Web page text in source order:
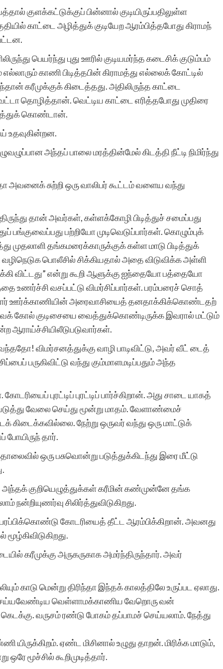
குளக்கட்டுக்குப் பின்னால் குடியிருப்பதிலுள்ள
காட்டை அழித்துக் குடியேற ஆரம்பித்தபோது கிராமந்
பெயர்ந்து புது ஊரில் குடியமர்ந்த கடைசிக் குடும்பம்
காணி பிடித்தபின் கிராமத்து எல்லைக் கோட்டில்
கரீமுக்குக் கிடைத்தது. அதிலிருந்த காட்டை
தொழித்தான். வெட்டிய காட்டை எரித்தபோது முதிரை
கொண்டான்.
உதவுகின்றன.
அந்தப் பாலை மரத்தின்மேல் கிடத்தி நீட்டி நிமிர்ந்து
அவனைக் சுற்றி ஒரு வாலிபர் கூட்டம் வளைய வந்து
தான் அவர்கள், கள்ளக்கோழி பிடித்துச் சமைப்பது
பற்றியோ முடிவெடுப்பார்கள். கொழும்புக்
முதலாளி தங்கமரைக்காருக்குக் கள்ள மாடு பிடித்துக்
வழிநெடுக பொலீசில் சிக்கியதால் அதை விடுவிக்க அள்ளி
விட்டது” என்று கூறி ஆளுக்கு ஐந்தையோ பத்தையோ
உணர்ச்சி வசப்பட்டு விமர்சிப்பார்கள். பரம்பரைச் சொத்
ஊர்க்காணியின் அரைவாசியைத் தனதாக்கிக்கொண்டதற்
கோல் குடிசையை வைத்துக்கொண்டிருக்க இவரால் மட்டும்
ஆராய்ச்சியிலீடுபடுவார்கள்.
விமர்சனத்துக்கு வாழி பாடிவிட்டு, அவர் வீட் டைத்
பருகிவிட்டு வந்து கும்மாளமடிப்பதும் அந்த
புரட்டிப் புரட்டிப் பார்ச்கிறான். அது சாடை யாகத்
வேலை செய்து மூன்று மாதம். வேளாண்மைச்
கிடைக்கவில்லை. நேற்று ஒருவர் வந்து ஒரு மாட்டுக்
போயிருந் தார்.
ஒரு பசுவொன்று படுத்துக்கிடந்து இரை மீட்டு
அந்தக் குறியெழுத்துக்கள் கரீமின் கண்முன்னே தங்க
நன்றியுணர்வு சிலிர்த்துவிடுகிறது.
கோடரியைத் தீட்ட ஆரம்பிக்கிறான். அவனது
கரீமுக்கு அருகருகாக அமர்ந்திருந்தார். அவர்
காடு மென்று திரிந்தா இந்தக் காலத்திலே உருப்பட ஏலாது.
வெள்ளாமக்காணிய வேறொரு வன்
வருசம் ரண்டு போகம் தப்பாமச் செய்யலாம். நேத்து
ஏண்ட மிசினால் உழுது தாறன். மிரிக்க மாடும்,
மூச்சில் கூறிமுடித்தார்.
எண்ணங்கள் தவிர
மனிதர்களுக்கு வாழ்க்கை
அனுபவங்கள் மூலம் நிறைய
நினைவுகளையும்
உண்டாக்குகிறது.
வடிவில் கொண்டு வர என்
போன்ற சிலர்
ஆசைப்படுவார்கள்.ஆனால்
தனியே நாட்குறிப்பு போல்
எழுதுவதை விட சில
கற்பனைகள் சேர்ந்த கதை
வடிவில் எழுத விழையும்
எனைப் போன்றவர்களுக்கு
இணையதள மேடை
அமைத்து தந்திருக்கும்
அதற்கு துணை இருப்போர்
மனமார்ந்த நன்றிகள் பல.
அவர்கள் இப்பணியில்
வெற்றிகளையும் அடைய
வேண்டுகிறேன். எனது
வாழ்த்துகள்.